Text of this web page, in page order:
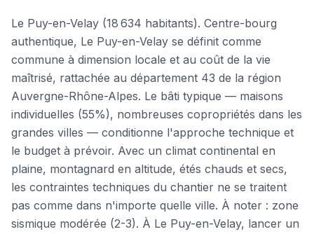
Le Puy-en-Velay (18 634 habitants). Centre-bourg
authentique, Le Puy-en-Velay se définit comme
commune à dimension locale et au coût de la vie
maîtrisé, rattachée au département 43 de la région
Auvergne-Rhône-Alpes. Le bâti typique — maisons
individuelles (55%), nombreuses copropriétés dans les
grandes villes — conditionne l'approche technique et
le budget à prévoir. Avec un climat continental en
plaine, montagnard en altitude, étés chauds et secs,
les contraintes techniques du chantier ne se traitent
pas comme dans n'importe quelle ville. À noter : zone
sismique modérée (2-3). À Le Puy-en-Velay, lancer un